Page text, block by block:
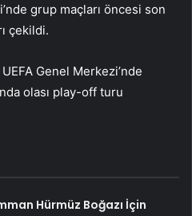
grup maçları öncesi son
çekildi.
Genel Merkezi’nde
olası play-off turu
Hürmüz Boğazı İçin